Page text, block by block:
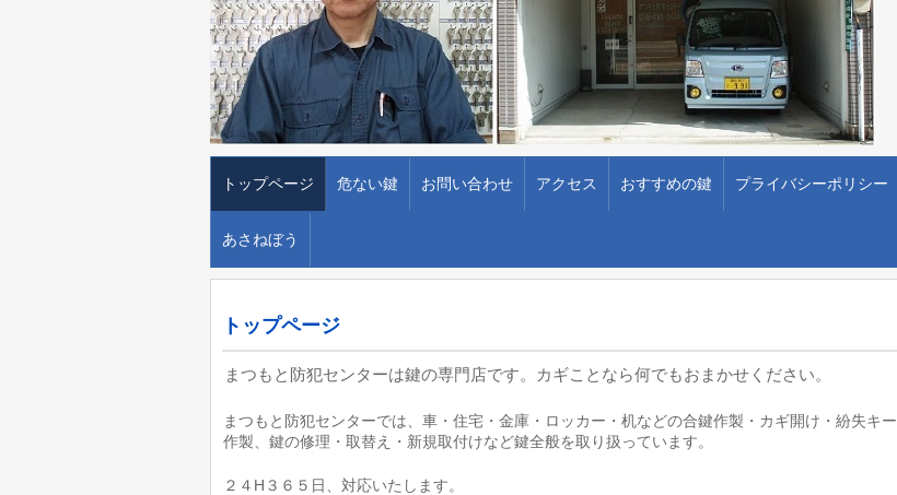
トップページ 危ない鍵 お問い合わせ アクセス おすすめの鍵 プライバシーポリシー
あさねぼう
トップページ
まつもと防犯センターは鍵の専門店です。カギことなら何でもおまかせください。
まつもと防犯センターでは、車・住宅・金庫・ロッカー・机などの合鍵作製・カギ開け・紛失キー
作製、鍵の修理・取替え・新規取付けなど鍵全般を取り扱っています。
２４H３６５日、対応いたします。